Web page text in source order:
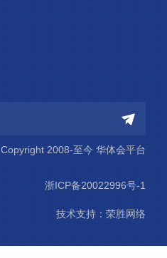
Copyright 2008-至今 华体会平台
浙ICP备20022996号-1
技术支持： 荣胜网络